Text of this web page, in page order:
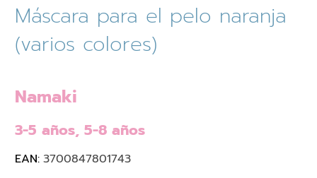
Máscara para el pelo naranja
(varios colores)
Namaki
3-5 años, 5-8 años
EAN: 3700847801743